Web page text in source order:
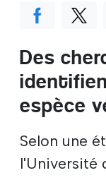
Des
espèce
Selon une
l'Université